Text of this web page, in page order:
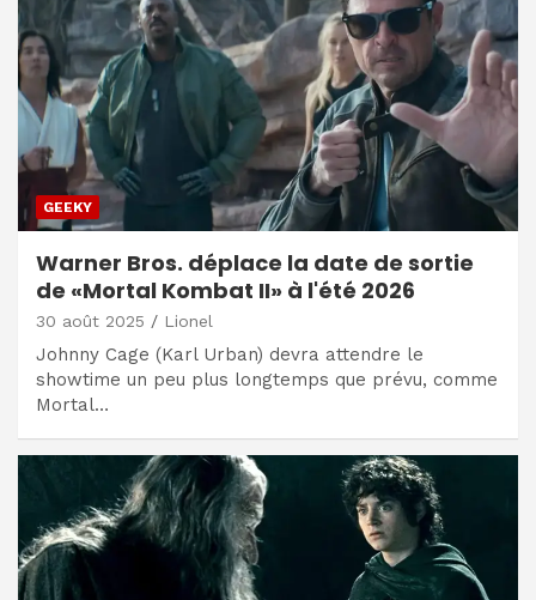
GEEKY
Warner Bros. déplace la date de sortie
de «Mortal Kombat II» à l'été 2026
30 août 2025 Lionel
Johnny Cage (Karl Urban) devra attendre le
showtime un peu plus longtemps que prévu, comme
Mortal…